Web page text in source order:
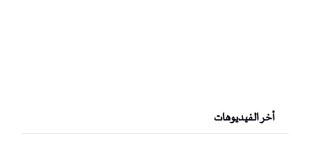
أخر الفيديوهات